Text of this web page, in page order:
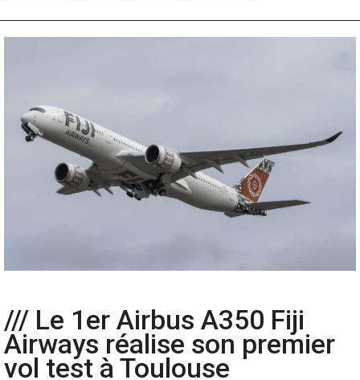
/// Le 1er Airbus A350 Fiji
Airways réalise son premier
vol test à Toulouse